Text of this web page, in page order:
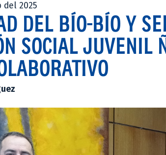
del 2025
DEL BÍO-BÍO Y
SOCIAL JUVENIL